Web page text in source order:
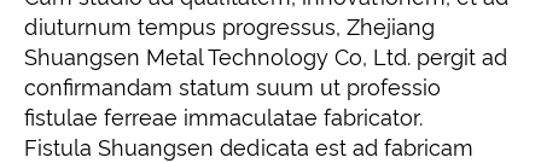
diuturnum tempus progressus, Zhejiang
Shuangsen Metal Technology Co, Ltd. pergit ad
confirmandam statum suum ut professio
fistulae ferreae immaculatae fabricator.
Fistula Shuangsen dedicata est ad fabricam